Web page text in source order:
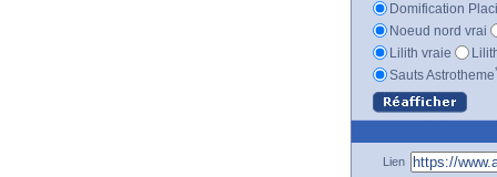
Domification
Noeud nord vrai
Lilith vraie
Sauts Astrotheme
Lien